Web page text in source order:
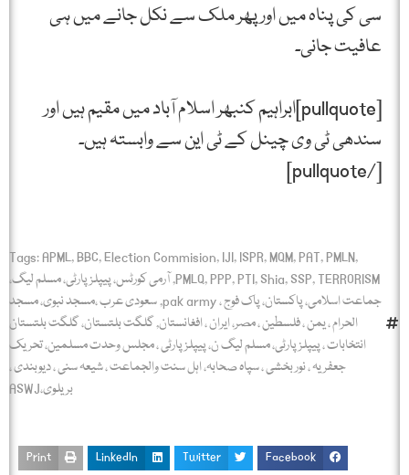
سی کی پناہ میں اور پھر ملک سے نکل جانے میں ہی
عافیت جانی۔
[pullquote]ابراہیم کنبھر اسلام آباد میں مقیم ہیں اور
سندھی ٹی وی چینل کے ٹی این سے وابستہ ہیں۔
[/pullquote]
Tags:APML,BBC,Election Commision,IJI,ISPR,MQM,PAT,PMLN,
PMLQ,PPP,PTI,Shia,SSP,TERRORISM
,آرمی کورٹس، پیپلز پارٹی، مسلم لیگ،
جماعت اسلامی، پاکستان، پاک فوج ، pak army
,سعودی عرب ،مسجد نبوی، مسجد
الحرام ، یمن ، فلسطین ، مصر، ایران ، افغانستان,گلگت بلتستان، گلگت بلتستان
انتخابات ، پیپلز پارٹی، مسلم لیگ ن، پیپلز پارٹی ، مجلس وحدت مسلمین، تحریک
جعفریہ ، نور بخشی ، سپاہ صحابہ، اہل سنت والجماعت ، شیعہ سنی ، دیوبندی ،
بریلوی،ASWJ
Facebook
Twitter
LinkedIn
Print